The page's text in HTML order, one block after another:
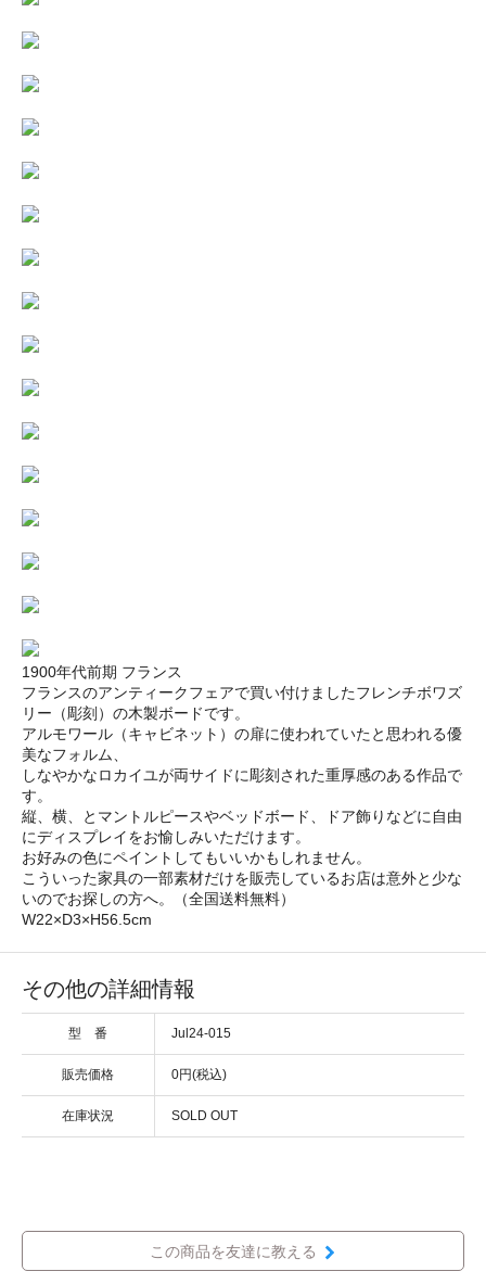
1900年代前期 フランス
フランスのアンティークフェアで買い付けましたフレンチボワズ
リー（彫刻）の木製ボードです。
アルモワール（キャビネット）の扉に使われていたと思われる優
美なフォルム、
しなやかなロカイユが両サイドに彫刻された重厚感のある作品で
す。
縦、横、とマントルピースやベッドボード、ドア飾りなどに自由
にディスプレイをお愉しみいただけます。
お好みの色にペイントしてもいいかもしれません。
こういった家具の一部素材だけを販売しているお店は意外と少な
いのでお探しの方へ。（全国送料無料）
W22×D3×H56.5cm
その他の詳細情報
型 番 Jul24-015
販売価格 0円(税込)
在庫状況 SOLD OUT
この商品を友達に教える